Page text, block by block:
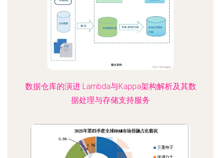
数据仓库的演进 Lambda与Kappa架构解析及其数
据处理与存储支持服务